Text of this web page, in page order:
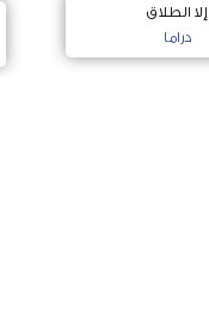
إلا الطلاق
دراما